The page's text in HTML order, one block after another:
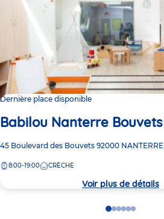
Dernière place disponible
Babilou Nanterre Bouvets
Adresse
la
45 Boulevard des Bouvets 92000 NANTERRE
8:00-19:00 CRÈCHE
Voir plus de détails
GoGoGoGo
GoGo